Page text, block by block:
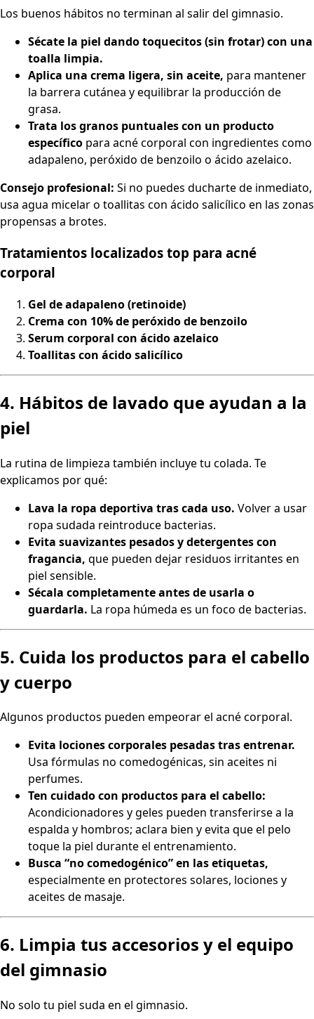
Los buenos hábitos no terminan al salir del gimnasio.
Sécate la piel dando toquecitos (sin frotar) con una
toalla limpia.
Aplica una crema ligera, sin aceite, para mantener
la barrera cutánea y equilibrar la producción de
grasa.
Trata los granos puntuales con un producto
específico para acné corporal con ingredientes como
adapaleno, peróxido de benzoilo o ácido azelaico.
Consejo profesional: Si no puedes ducharte de inmediato,
usa agua micelar o toallitas con ácido salicílico en las zonas
propensas a brotes.
Tratamientos localizados top para acné
corporal
Gel de adapaleno (retinoide)
Crema con 10% de peróxido de benzoilo
Serum corporal con ácido azelaico
Toallitas con ácido salicílico
4. Hábitos de lavado que ayudan a la
piel
La rutina de limpieza también incluye tu colada. Te
explicamos por qué:
Lava la ropa deportiva tras cada uso. Volver a usar
ropa sudada reintroduce bacterias.
Evita suavizantes pesados y detergentes con
fragancia, que pueden dejar residuos irritantes en
piel sensible.
Sécala completamente antes de usarla o
guardarla. La ropa húmeda es un foco de bacterias.
5. Cuida los productos para el cabello
y cuerpo
Algunos productos pueden empeorar el acné corporal.
Evita lociones corporales pesadas tras entrenar.
Usa fórmulas no comedogénicas, sin aceites ni
perfumes.
Ten cuidado con productos para el cabello:
Acondicionadores y geles pueden transferirse a la
espalda y hombros; aclara bien y evita que el pelo
toque la piel durante el entrenamiento.
Busca “no comedogénico” en las etiquetas,
especialmente en protectores solares, lociones y
aceites de masaje.
6. Limpia tus accesorios y el equipo
del gimnasio
No solo tu piel suda en el gimnasio.